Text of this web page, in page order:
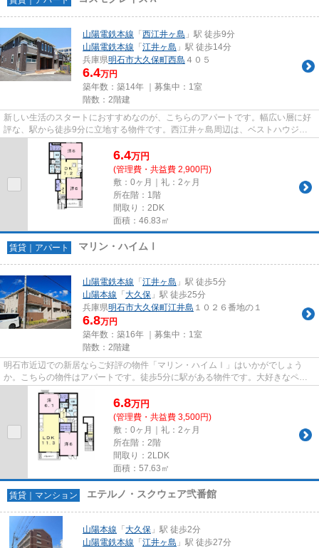
山陽電鉄本線 「 西江井ヶ島 」駅 徒歩9分
山陽電鉄本線 「 江井ヶ島 」駅 徒歩14分
兵庫県明石市大久保町西島 ４０５
6.4万円
築年数：築14年 ｜募集中： 1室
階数：2階建
新しい生活のスタートにおすすめなのが、こちらのアパートです。幅広い層に好
評な、駅から徒歩9分に立地する物件です。西江井ヶ島周辺は、ベストハウジン
グオススメの物件が豊富に点在...
6.4万円
(管理費・共益費 2,900円)
敷：0ヶ月｜礼：2ヶ月
所在階：1階
間取り：2DK
面積：46.83㎡
賃貸｜アパート マリン・ハイムⅠ
山陽電鉄本線 「 江井ヶ島 」駅 徒歩5分
山陽本線 「 大久保 」駅 徒歩25分
兵庫県明石市大久保町江井島 １０２６番地の１
6.8万円
築年数：築16年 ｜募集中： 1室
階数：2階建
明石市近辺での新居ならご好評の物件「マリン・ハイムⅠ」はいかがでしょう
か。こちらの物件はアパートです。徒歩5分に駅がある物件です。大好きなペッ
トとずっと暮らせるペット対応の...
6.8万円
(管理費・共益費 3,500円)
敷：0ヶ月｜礼：2ヶ月
所在階：2階
間取り：2LDK
面積：57.63㎡
賃貸｜マンション エテルノ・スクウェア弐番館
山陽本線 「 大久保 」駅 徒歩2分
山陽電鉄本線 「 江井ヶ島 」駅 徒歩27分